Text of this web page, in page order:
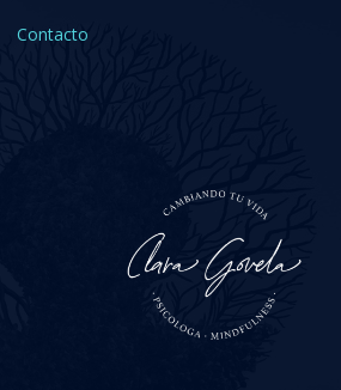
Contacto